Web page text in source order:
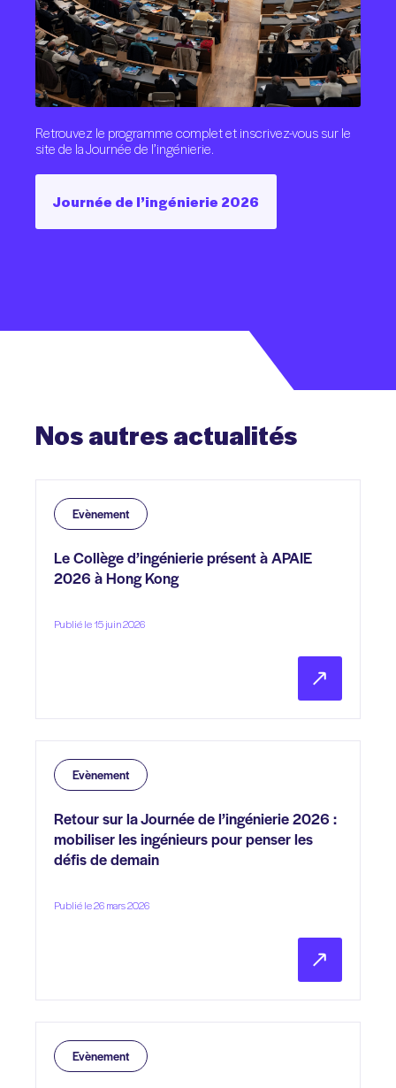
Retrouvez le programme complet et inscrivez-vous sur le
site de la Journée de l’ingénierie.
Journée de l’ingénierie 2026
Nosautresactualités
Evènement
Le Collège d’ingénierie présent à APAIE
2026 à Hong Kong
Publié le 15 juin 2026
Evènement
Retour sur la Journée de l’ingénierie 2026 :
mobiliser les ingénieurs pour penser les
défis de demain
Publié le 26 mars 2026
Evènement